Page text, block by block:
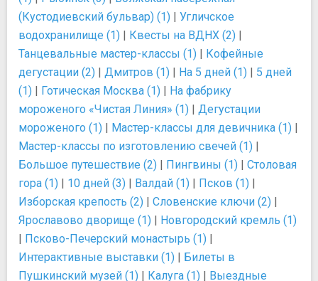
(Кустодиевский бульвар) (1) | Угличское
водохранилище (1) | Квесты на ВДНХ (2) |
Танцевальные мастер-классы (1) | Кофейные
дегустации (2) | Дмитров (1) | На 5 дней (1) | 5 дней
(1) | Готическая Москва (1) | На фабрику
мороженого «Чистая Линия» (1) | Дегустации
мороженого (1) | Мастер-классы для девичника (1) |
Мастер-классы по изготовлению свечей (1) |
Большое путешествие (2) | Пингвины (1) | Столовая
гора (1) | 10 дней (3) | Валдай (1) | Псков (1) |
Изборская крепость (2) | Словенские ключи (2) |
Ярославово дворище (1) | Новгородский кремль (1)
| Псково-Печерский монастырь (1) |
Интерактивные выставки (1) | Билеты в
Пушкинский музей (1) | Калуга (1) | Выездные